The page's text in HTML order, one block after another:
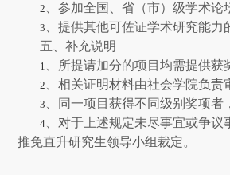
2 、参加全国、省（市）级学术
3
、提供其他可佐证学术研究能
五、补充说明
1 、所提请加分的项目均需提供
2 、相关证明材料由社会学院负责
3 、同一项目获得不同级别奖项者
4 、对于上述规定未尽事宜或争
推免直升研究生领导小组裁定。